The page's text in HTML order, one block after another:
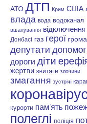
АТО ДТП Крим США
влада вода водоканал
вшанування відключення
Донбасі газ герої
депутати
дороги діти
жертви звитяги злочини
змагання зустрічі
курорти пам'ять
полеглі поліція